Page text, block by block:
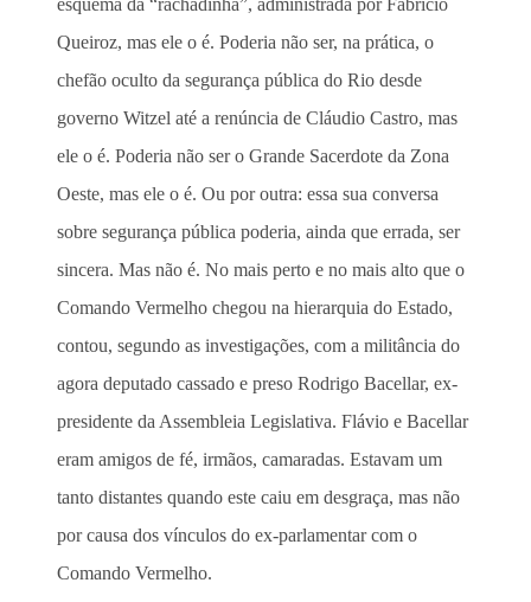
Queiroz, mas ele o é. Poderia não ser, na prática, o
chefão oculto da segurança pública do Rio desde
governo Witzel até a renúncia de Cláudio Castro, mas
ele o é. Poderia não ser o Grande Sacerdote da Zona
Oeste, mas ele o é. Ou por outra: essa sua conversa
sobre segurança pública poderia, ainda que errada, ser
sincera. Mas não é. No mais perto e no mais alto que o
Comando Vermelho chegou na hierarquia do Estado,
contou, segundo as investigações, com a militância do
agora deputado cassado e preso Rodrigo Bacellar, ex-
presidente da Assembleia Legislativa. Flávio e Bacellar
eram amigos de fé, irmãos, camaradas. Estavam um
tanto distantes quando este caiu em desgraça, mas não
por causa dos vínculos do ex-parlamentar com o
Comando Vermelho.